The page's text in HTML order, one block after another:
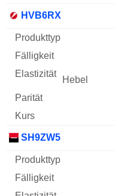
HVB6RX
SH9ZW5